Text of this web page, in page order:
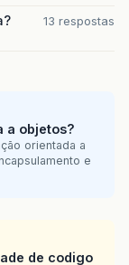
13 respostas
a objetos?
orientada a
e
de codigo